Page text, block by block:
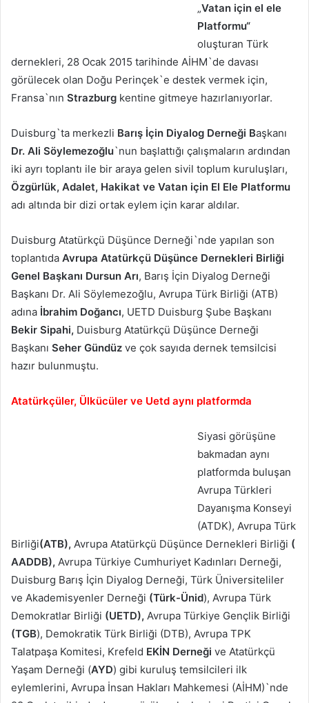
„Vatan için el ele
Platformu“
oluşturan Türk
dernekleri, 28 Ocak 2015 tarihinde AİHM`de davası
görülecek olan Doğu Perinçek`e destek vermek için,
Fransa`nın Strazburg kentine gitmeye hazırlanıyorlar.
Duisburg`ta merkezli Barış İçin Diyalog Derneği Başkanı
Dr. Ali Söylemezoğlu`nun başlattığı çalışmaların ardından
iki ayrı toplantı ile bir araya gelen sivil toplum kuruluşları,
Özgürlük, Adalet, Hakikat ve Vatan için El Ele Platformu
adı altında bir dizi ortak eylem için karar aldılar.
Duisburg Atatürkçü Düşünce Derneği`nde yapılan son
toplantıda Avrupa Atatürkçü Düşünce Dernekleri Birliği
Genel Başkanı Dursun Arı, Barış İçin Diyalog Derneği
Başkanı Dr. Ali Söylemezoğlu, Avrupa Türk Birliği (ATB)
adına İbrahim Doğancı, UETD Duisburg Şube Başkanı
Bekir Sipahi, Duisburg Atatürkçü Düşünce Derneği
Başkanı Seher Gündüz ve çok sayıda dernek temsilcisi
hazır bulunmuştu.
Atatürkçüler, Ülkücüler ve Uetd aynı platformda
Siyasi görüşüne
bakmadan aynı
platformda buluşan
Avrupa Türkleri
Dayanışma Konseyi
(ATDK), Avrupa Türk
Birliği(ATB), Avrupa Atatürkçü Düşünce Dernekleri Birliği (
AADDB), Avrupa Türkiye Cumhuriyet Kadınları Derneği,
Duisburg Barış İçin Diyalog Derneği, Türk Üniversiteliler
ve Akademisyenler Derneği (Türk-Ünid), Avrupa Türk
Demokratlar Birliği (UETD), Avrupa Türkiye Gençlik Birliği
(TGB), Demokratik Türk Birliği (DTB), Avrupa TPK
Talatpaşa Komitesi, Krefeld EKİN Derneği ve Atatürkçü
Yaşam Derneği (AYD) gibi kuruluş temsilcileri ilk
eylemlerini, Avrupa İnsan Hakları Mahkemesi (AİHM)`nde